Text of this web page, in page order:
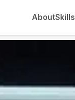
AboutSkills